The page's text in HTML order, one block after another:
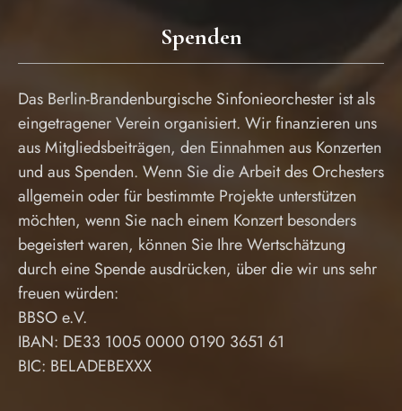
Spenden
Das Berlin-Brandenburgische Sinfonieorchester ist als
eingetragener Verein organisiert. Wir finanzieren uns
aus Mitgliedsbeiträgen, den Einnahmen aus Konzerten
und aus Spenden. Wenn Sie die Arbeit des Orchesters
allgemein oder für bestimmte Projekte unterstützen
möchten, wenn Sie nach einem Konzert besonders
begeistert waren, können Sie Ihre Wertschätzung
durch eine Spende ausdrücken, über die wir uns sehr
freuen würden:
BBSO e.V.
IBAN: DE33 1005 0000 0190 3651 61
BIC: BELADEBEXXX